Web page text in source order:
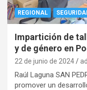
REGIONAL
Impartición de
y de género en
22 de junio de 2024
Raúl Laguna SAN
promover un